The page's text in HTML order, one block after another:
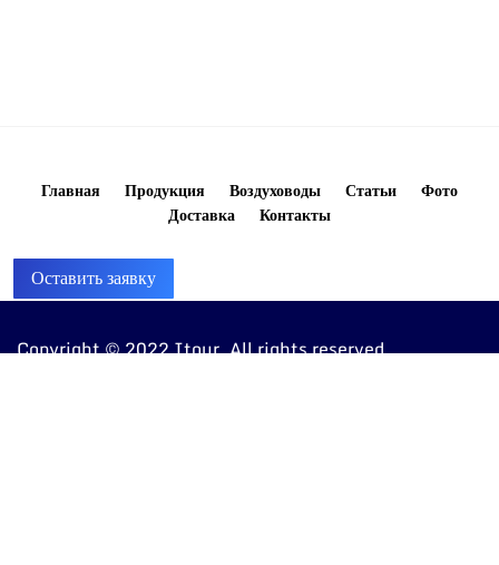
Главная Продукция Воздуховоды Статьи
Фото
Доставка
Контакты
Оставить заявку
Copyright © 2022 Itour. All rights reserved